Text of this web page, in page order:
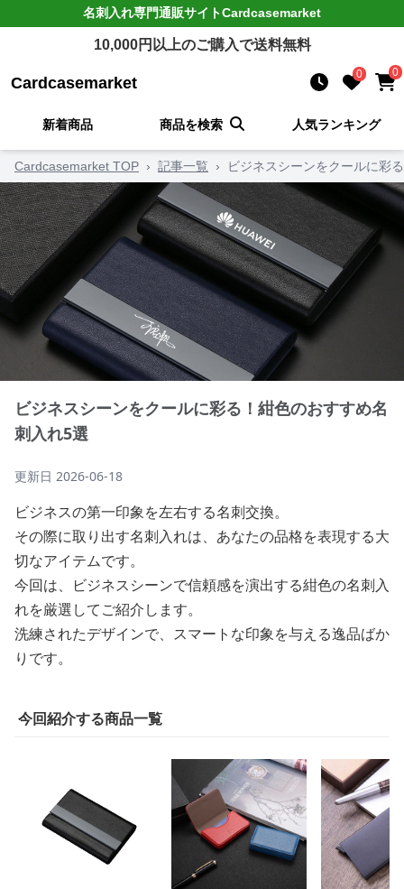
名刺入れ専門通販サイトCardcasemarket
10,000円以上のご購入で送料無料
Cardcasemarket 0 0
新着商品 商品を検索 人気ランキング
Cardcasemarket TOP › 記事一覧 › ビジネスシーンをクールに彩
ビジネスシーンをクールに彩る！紺色のおすすめ名
刺入れ5選
更新日 2026-06-18
ビジネスの第一印象を左右する名刺交換。
その際に取り出す名刺入れは、あなたの品格を表現する大
切なアイテムです。
今回は、ビジネスシーンで信頼感を演出する紺色の名刺入
れを厳選してご紹介します。
洗練されたデザインで、スマートな印象を与える逸品ばか
りです。
今回紹介する商品一覧